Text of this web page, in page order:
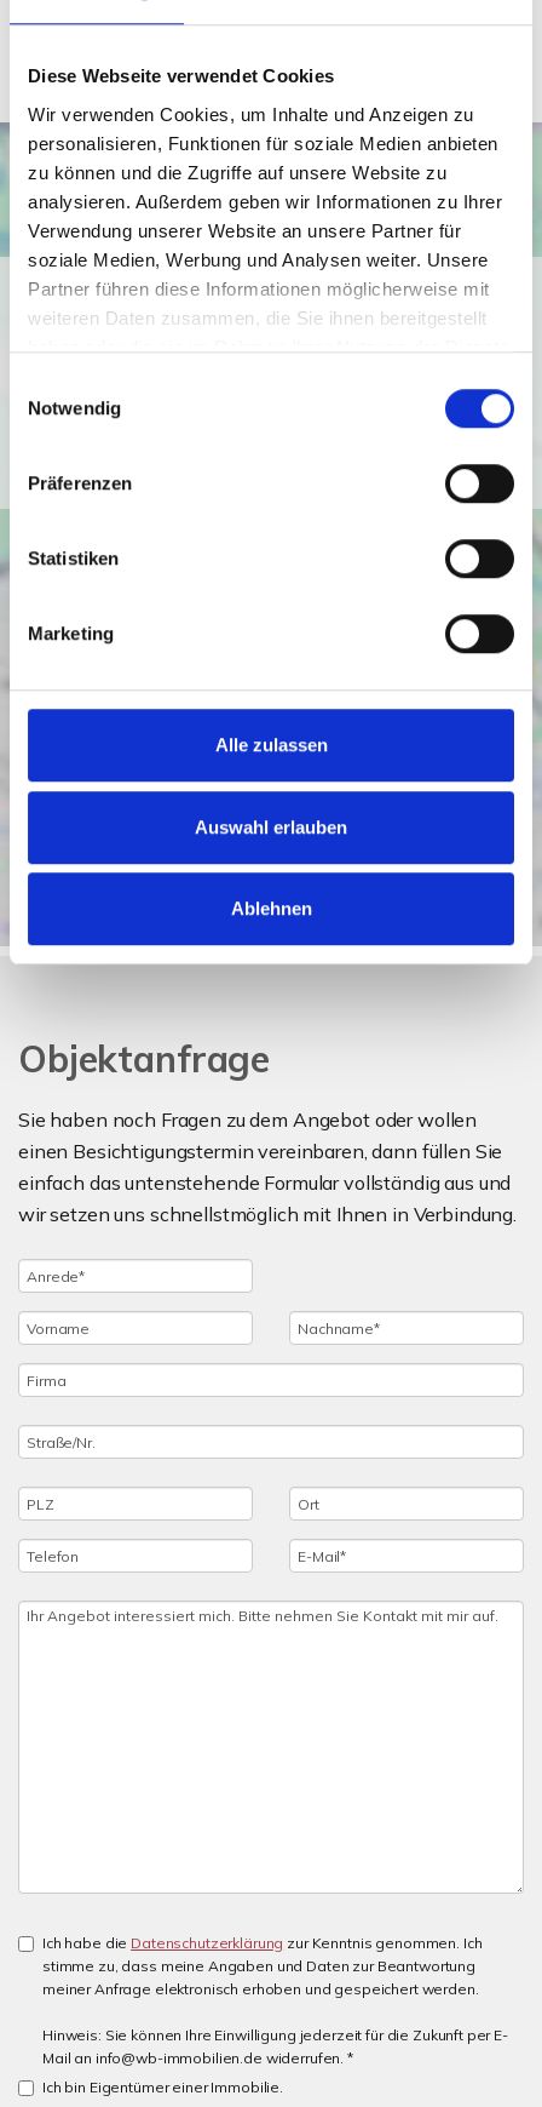
Diese Webseite verwendet Cookies
Wir verwenden Cookies, um Inhalte und Anzeigen zu
personalisieren, Funktionen für soziale Medien anbieten
zu können und die Zugriffe auf unsere Website zu
analysieren. Außerdem geben wir Informationen zu Ihrer
Verwendung unserer Website an unsere Partner für
soziale Medien, Werbung und Analysen weiter. Unsere
Partner führen diese Informationen möglicherweise mit
weiteren Daten zusammen, die Sie ihnen bereitgestellt
haben oder die sie im Rahmen Ihrer Nutzung der Dienste
Notwendig
Präferenzen
Statistiken
Marketing
Alle zulassen
Auswahl erlauben
Ablehnen
Ich bin damit einverstanden, dass mir Karten von Google
angezeigt werden. Es gelten die
Datenschutzbedingungen von Google
Objektanfrage
Sie haben noch Fragen zu dem Angebot oder wollen
einen Besichtigungstermin vereinbaren, dann füllen Sie
einfach das untenstehende Formular vollständig aus und
wir setzen uns schnellstmöglich mit Ihnen in Verbindung.
Ich habe die Datenschutzerklärung zur Kenntnis genommen. Ich
stimme zu, dass meine Angaben und Daten zur Beantwortung
meiner Anfrage elektronisch erhoben und gespeichert werden.
Hinweis: Sie können Ihre Einwilligung jederzeit für die Zukunft per E-
Mail an info@wb-immobilien.de widerrufen. *
Ich bin Eigentümer einer Immobilie.